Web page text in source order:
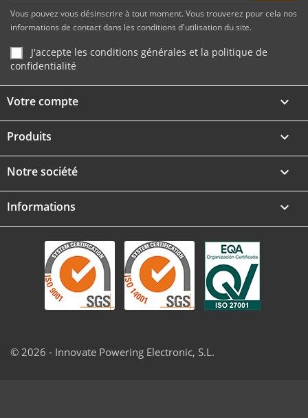
Vous pouvez vous désinscrire à tout moment. Vous trouverez pour cela nos
informations de contact dans les conditions d'utilisation du site.
J'accepte les conditions générales et la politique de
confidentialité
Votre compte 
Produits 
Notre société 
Informations keyboard_arrow_down
© 2026 - Innovate Powering Electronic, S.L.